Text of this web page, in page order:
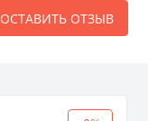
ОСТАВИТЬ ОТЗЫВ